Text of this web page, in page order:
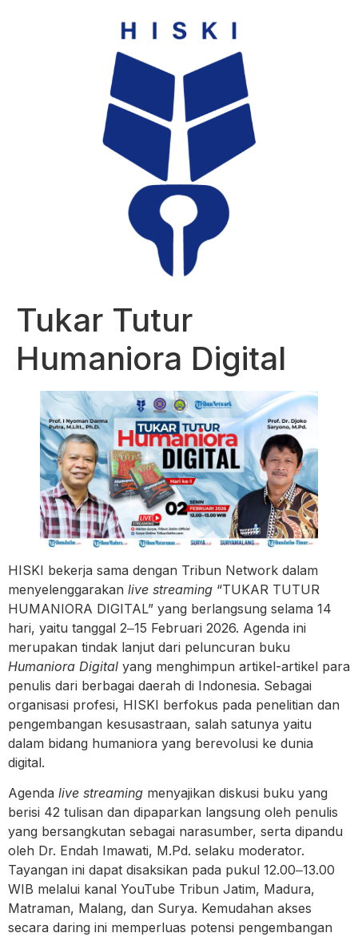
Tukar Tutur
Humaniora Digital
HISKI bekerja sama dengan Tribun Network dalam
menyelenggarakan live streaming “TUKAR TUTUR
HUMANIORA DIGITAL” yang berlangsung selama 14
hari, yaitu tanggal 2‒15 Februari 2026. Agenda ini
merupakan tindak lanjut dari peluncuran buku
Humaniora Digital yang menghimpun artikel-artikel para
penulis dari berbagai daerah di Indonesia. Sebagai
organisasi profesi, HISKI berfokus pada penelitian dan
pengembangan kesusastraan, salah satunya yaitu
dalam bidang humaniora yang berevolusi ke dunia
digital.
Agenda live streaming menyajikan diskusi buku yang
berisi 42 tulisan dan dipaparkan langsung oleh penulis
yang bersangkutan sebagai narasumber, serta dipandu
oleh Dr. Endah Imawati, M.Pd. selaku moderator.
Tayangan ini dapat disaksikan pada pukul 12.00‒13.00
WIB melalui kanal YouTube Tribun Jatim, Madura,
Matraman, Malang, dan Surya. Kemudahan akses
secara daring ini memperluas potensi pengembangan